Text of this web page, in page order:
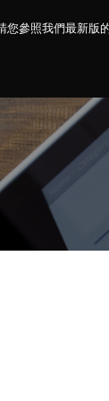
您參照我們最新版